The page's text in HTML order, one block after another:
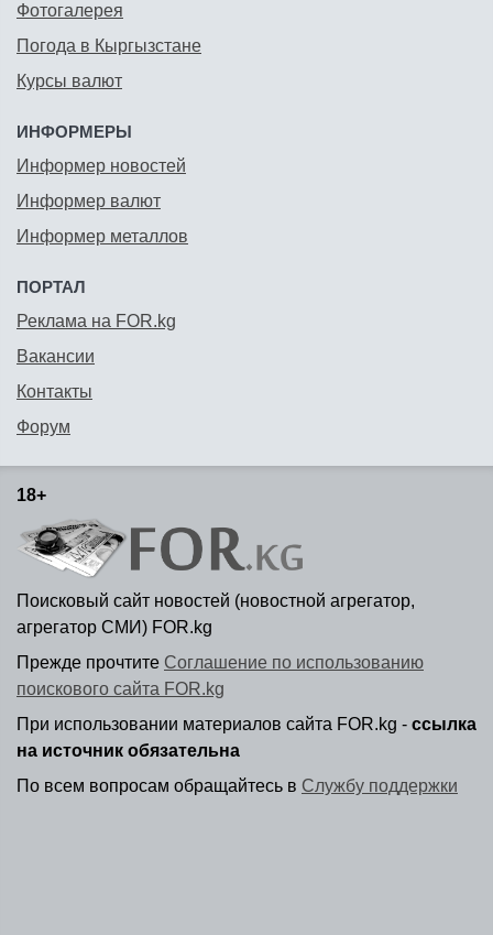
Фотогалерея
Погода в Кыргызстане
Курсы валют
ИНФОРМЕРЫ
Информер новостей
Информер валют
Информер металлов
ПОРТАЛ
Реклама на FOR.kg
Вакансии
Контакты
Форум
18+
Поисковый сайт новостей (новостной агрегатор,
агрегатор СМИ) FOR.kg
Прежде прочтите Соглашение по использованию
поискового сайта FOR.kg
При использовании материалов сайта FOR.kg - ссылка
на источник обязательна
По всем вопросам обращайтесь в Службу поддержки